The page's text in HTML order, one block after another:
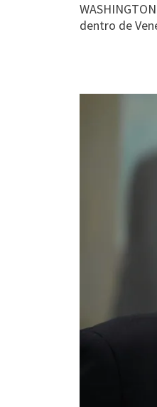
dentro de